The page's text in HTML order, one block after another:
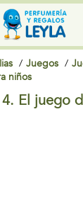
Juegos
niños
El juego